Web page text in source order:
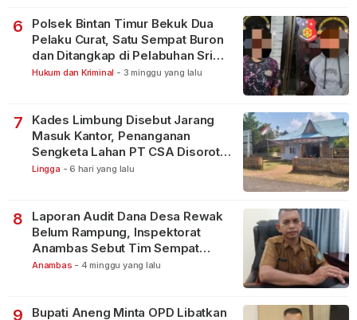
6
Polsek Bintan Timur Bekuk Dua
Pelaku Curat, Satu Sempat Buron
dan Ditangkap di Pelabuhan Sri
Bintan Pura
Hukum dan Kriminal - 3 minggu yang lalu
7
Kades Limbung Disebut Jarang
Masuk Kantor, Penanganan
Sengketa Lahan PT CSA Disorot
Warga
Lingga - 6 hari yang lalu
8
Laporan Audit Dana Desa Rewak
Belum Rampung, Inspektorat
Anambas Sebut Tim Sempat
Terbagi Tangani Kasus Lain
Anambas - 4 minggu yang lalu
9 Bupati Aneng Minta OPD Libatkan